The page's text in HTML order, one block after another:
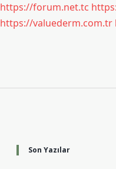
https://forum.net.tc
https://valuederm.com.tr
Son Yazılar